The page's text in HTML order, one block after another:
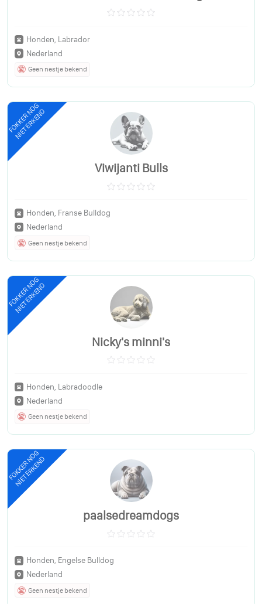
Honden, Labrador
Nederland
Geen nestje bekend
FOKKER NOG
NIET ERKEND
Viwijanti Bulls
Honden, Franse Bulldog
Nederland
Geen nestje bekend
FOKKER NOG
NIET ERKEND
Nicky's minni's
Honden, Labradoodle
Nederland
Geen nestje bekend
FOKKER NOG
NIET ERKEND
paalsedreamdogs
Honden, Engelse Bulldog
Nederland
Geen nestje bekend